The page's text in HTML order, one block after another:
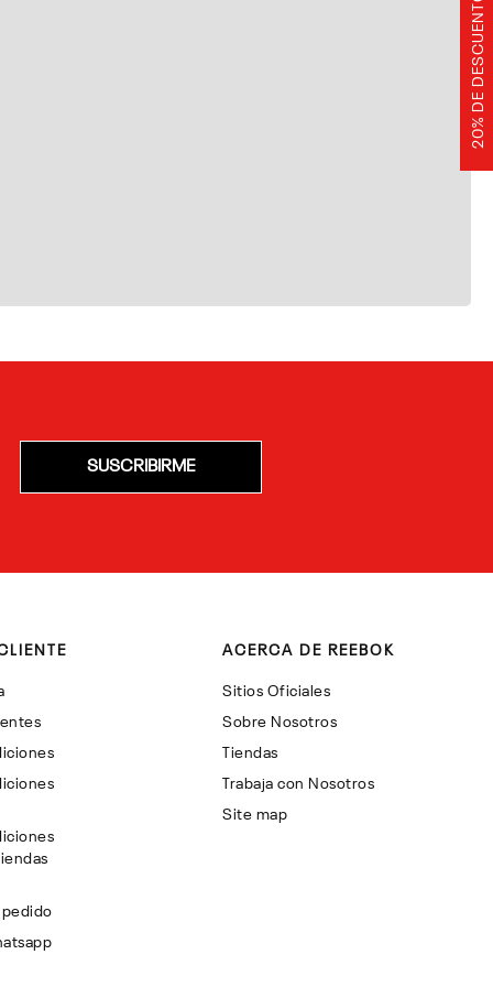
20% DE DESCUENTO
SUSCRIBIRME
ACERCA DE REEBOK
Sitios Oficiales
Sobre Nosotros
Tiendas
Trabaja con Nosotros
Site map